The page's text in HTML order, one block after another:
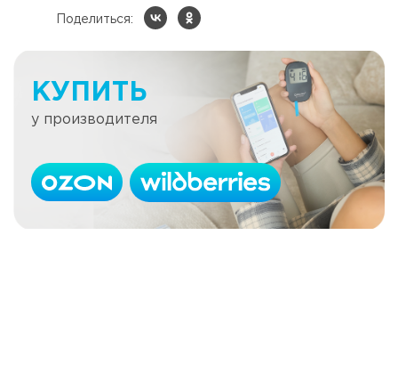
Поделиться:
КУПИТЬ
у производителя